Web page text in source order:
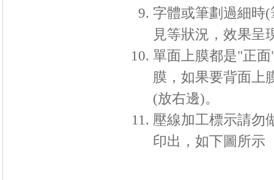
字體或筆劃過細時
見等狀況，效果呈
單面上膜都是"正
膜，如果要背面上
(放右邊)。
壓線加工標示請勿
印出，如下圖所示